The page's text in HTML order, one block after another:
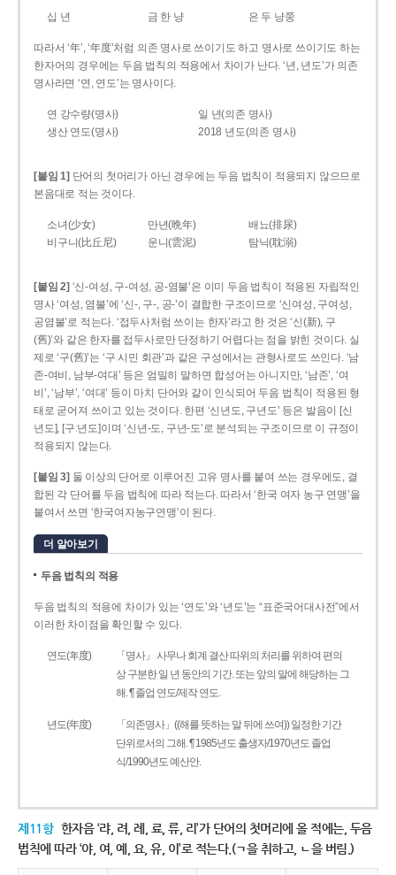
십 년 금 한 냥 은 두 냥쭝
따라서 ‘年’, ‘年度’처럼 의존 명사로 쓰이기도 하고 명사로 쓰이기도 하는
한자어의 경우에는 두음 법칙의 적용에서 차이가 난다. ‘년, 년도’가 의존
명사라면 ‘연, 연도’는 명사이다.
연 강수량(명사)
일 년(의존 명사)
생산 연도(명사)
2018 년도(의존 명사)
[붙임 1] 단어의 첫머리가 아닌 경우에는 두음 법칙이 적용되지 않으므로
본음대로 적는 것이다.
소녀(少女) 만년(晩年)
배뇨(排尿)
비구니(比丘尼)
운니(雲泥) 탐닉(耽溺)
[붙임 2] ‘신-여성, 구-여성, 공-염불’은 이미 두음 법칙이 적용된 자립적인
명사 ‘여성, 염불’에 ‘신-, 구-, 공-’이 결합한 구조이므로 ‘신여성, 구여성,
공염불’로 적는다. ‘접두사처럼 쓰이는 한자’라고 한 것은 ‘신(新), 구
(舊)’와 같은 한자를 접두사로만 단정하기 어렵다는 점을 밝힌 것이다. 실
제로 ‘구(舊)’는 ‘구 시민 회관’과 같은 구성에서는 관형사로도 쓰인다. ‘남
존­-여비, 남부-­여대’ 등은 엄밀히 말하면 합성어는 아니지만, ‘남존’, ‘여
비’, ‘남부’, ‘여대’ 등이 마치 단어와 같이 인식되어 두음 법칙이 적용된 형
태로 굳어져 쓰이고 있는 것이다. 한편 ‘신년도, 구년도’ 등은 발음이 [신
년도], [구ː년도]이며 ‘신년­-도, 구년-­도’로 분석되는 구조이므로 이 규정이
적용되지 않는다.
[붙임 3] 둘 이상의 단어로 이루어진 고유 명사를 붙여 쓰는 경우에도, 결
합된 각 단어를 두음 법칙에 따라 적는다. 따라서 ‘한국 여자 농구 연맹’을
붙여서 쓰면 ‘한국여자농구연맹’이 된다.
더 알아보기
두음 법칙의 적용
두음 법칙의 적용에 차이가 있는 ‘연도’와 ‘년도’는 “표준국어대사전”에서
이러한 차이점을 확인할 수 있다.
연도(年度)
「명사」 사무나 회계 결산 따위의 처리를 위하여 편의
상 구분한 일 년 동안의 기간. 또는 앞의 말에 해당하는 그
해. ¶ 졸업 연도/제작 연도.
년도(年度)
「의존명사」((해를 뜻하는 말 뒤에 쓰여)) 일정한 기간
단위로서의 그해. ¶ 1985년도 출생자/1970년도 졸업
식/1990년도 예산안.
제11항 한자음 ‘랴, 려, 례, 료, 류, 리’가 단어의 첫머리에 올 적에는, 두음
법칙에 따라 ‘야, 여, 예, 요, 유, 이’로 적는다.(ㄱ을 취하고, ㄴ을 버림.)